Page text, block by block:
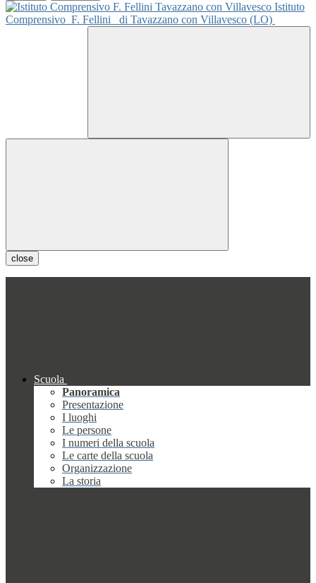
Istituto
Comprensivo F. Fellini di Tavazzano con Villavesco (LO)
close
Scuola
Panoramica
Presentazione
I luoghi
Le persone
I numeri della scuola
Le carte della scuola
Organizzazione
La storia